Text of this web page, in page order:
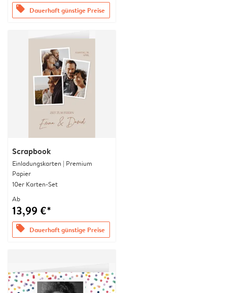
offers Dauerhaft günstige Preise
Scrapbook
Einladungskarten | Premium
Papier
10er Karten-Set
Ab
13,99 €*
offers Dauerhaft günstige Preise